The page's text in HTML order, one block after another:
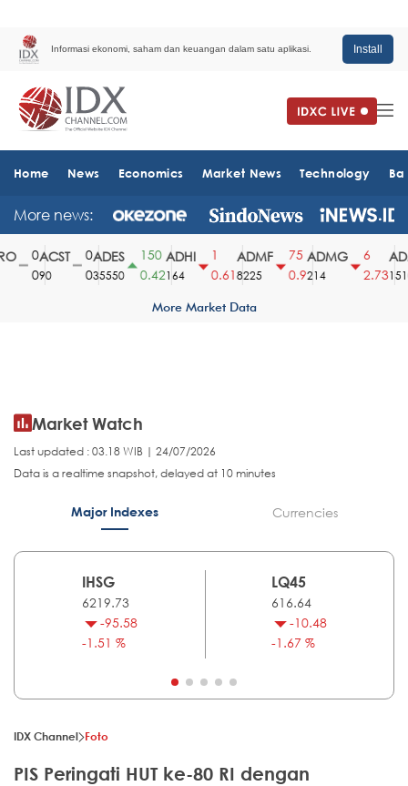
Informasi ekonomi, saham dan keuangan dalam satu aplikasi. Install
Home News Economics Market News Technology
More news:
ACST
90
ADES
35550
150
0.42
ADHI
164
0.61
ADMF
8225
75
0.9
ADMG
214
2.731510
More Market Data
Market Watch
Last updated : 03.18 WIB | 24/07/2026
Data is a realtime snapshot, delayed at 10 minutes
Major Indexes Currencies
IHSG
6219.73
-95.58
-1.51 %
LQ45
616.64
-10.48
-1.67 %
IDX Channel Foto
PIS Peringati HUT ke-80 RI dengan